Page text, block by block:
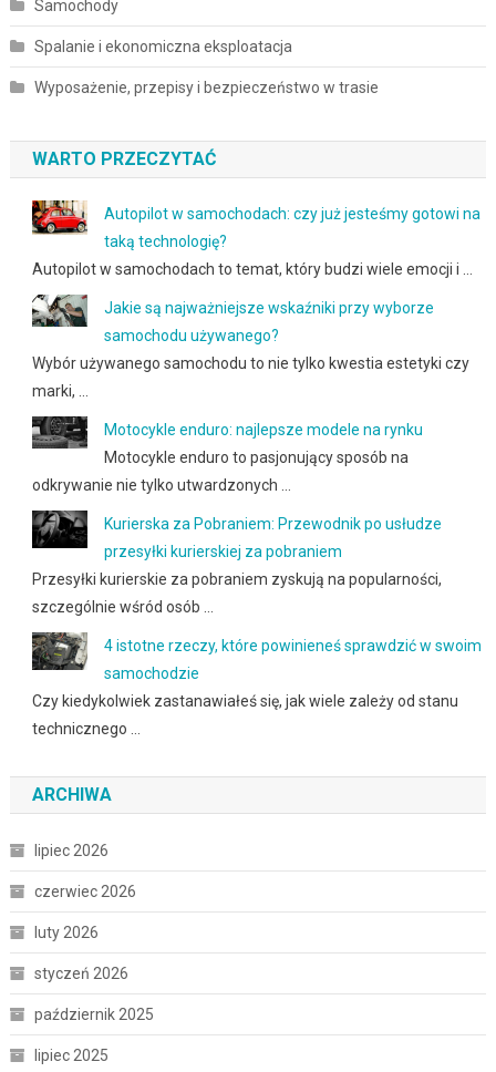
Samochody
Spalanie i ekonomiczna eksploatacja
Wyposażenie, przepisy i bezpieczeństwo w trasie
WARTO PRZECZYTAĆ
Autopilot w samochodach: czy już jesteśmy gotowi na
taką technologię?
Autopilot w samochodach to temat, który budzi wiele emocji i …
Jakie są najważniejsze wskaźniki przy wyborze
samochodu używanego?
Wybór używanego samochodu to nie tylko kwestia estetyki czy
marki, …
Motocykle enduro: najlepsze modele na rynku
Motocykle enduro to pasjonujący sposób na
odkrywanie nie tylko utwardzonych …
Kurierska za Pobraniem: Przewodnik po usłudze
przesyłki kurierskiej za pobraniem
Przesyłki kurierskie za pobraniem zyskują na popularności,
szczególnie wśród osób …
4 istotne rzeczy, które powinieneś sprawdzić w swoim
samochodzie
Czy kiedykolwiek zastanawiałeś się, jak wiele zależy od stanu
technicznego …
ARCHIWA
lipiec 2026
czerwiec 2026
luty 2026
styczeń 2026
październik 2025
lipiec 2025